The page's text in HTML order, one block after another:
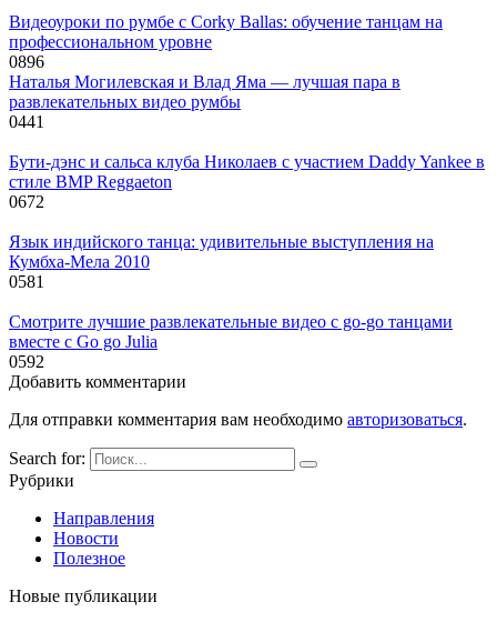
Видеоуроки по румбе с Corky Ballas: обучение танцам на
профессиональном уровне
0896
Наталья Могилевская и Влад Яма — лучшая пара в
развлекательных видео румбы
0441
Бути-дэнс и сальса клуба Николаев с участием Daddy Yankee в
стиле BMP Reggaeton
0672
Язык индийского танца: удивительные выступления на
Кумбха-Мела 2010
0581
Смотрите лучшие развлекательные видео с go-go танцами
вместе с Go go Julia
0592
Добавить комментарии
Для отправки комментария вам необходимо авторизоваться.
Search for:
Рубрики
Направления
Новости
Полезное
Новые публикации